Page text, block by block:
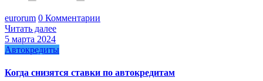
eurorum 0 Комментарии
Читать далее
5 марта 2024
Автокредиты
Когда снизятся ставки по автокредитам